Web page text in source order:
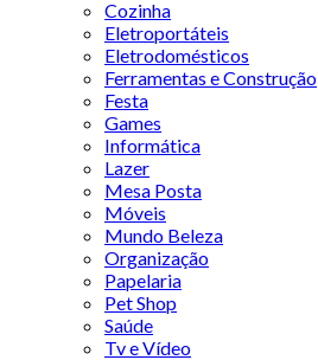
Cozinha
Eletroportáteis
Eletrodomésticos
Ferramentas e Construção
Festa
Games
Informática
Lazer
Mesa Posta
Móveis
Mundo Beleza
Organização
Papelaria
Pet Shop
Saúde
Tv e Vídeo